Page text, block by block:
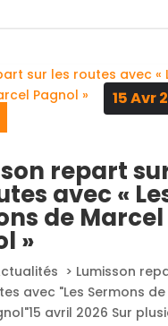
repart
avec «
de Marcel
»
> Lumisson
avec "Les Sermons de
avril 2026 Sur
15Avr